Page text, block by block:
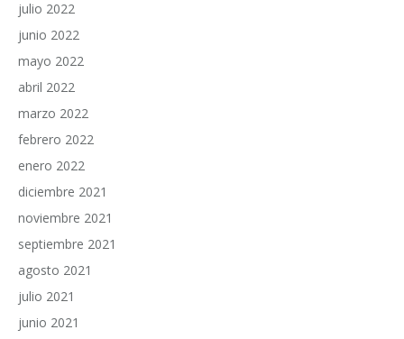
julio 2022
junio 2022
mayo 2022
abril 2022
marzo 2022
febrero 2022
enero 2022
diciembre 2021
noviembre 2021
septiembre 2021
agosto 2021
julio 2021
junio 2021